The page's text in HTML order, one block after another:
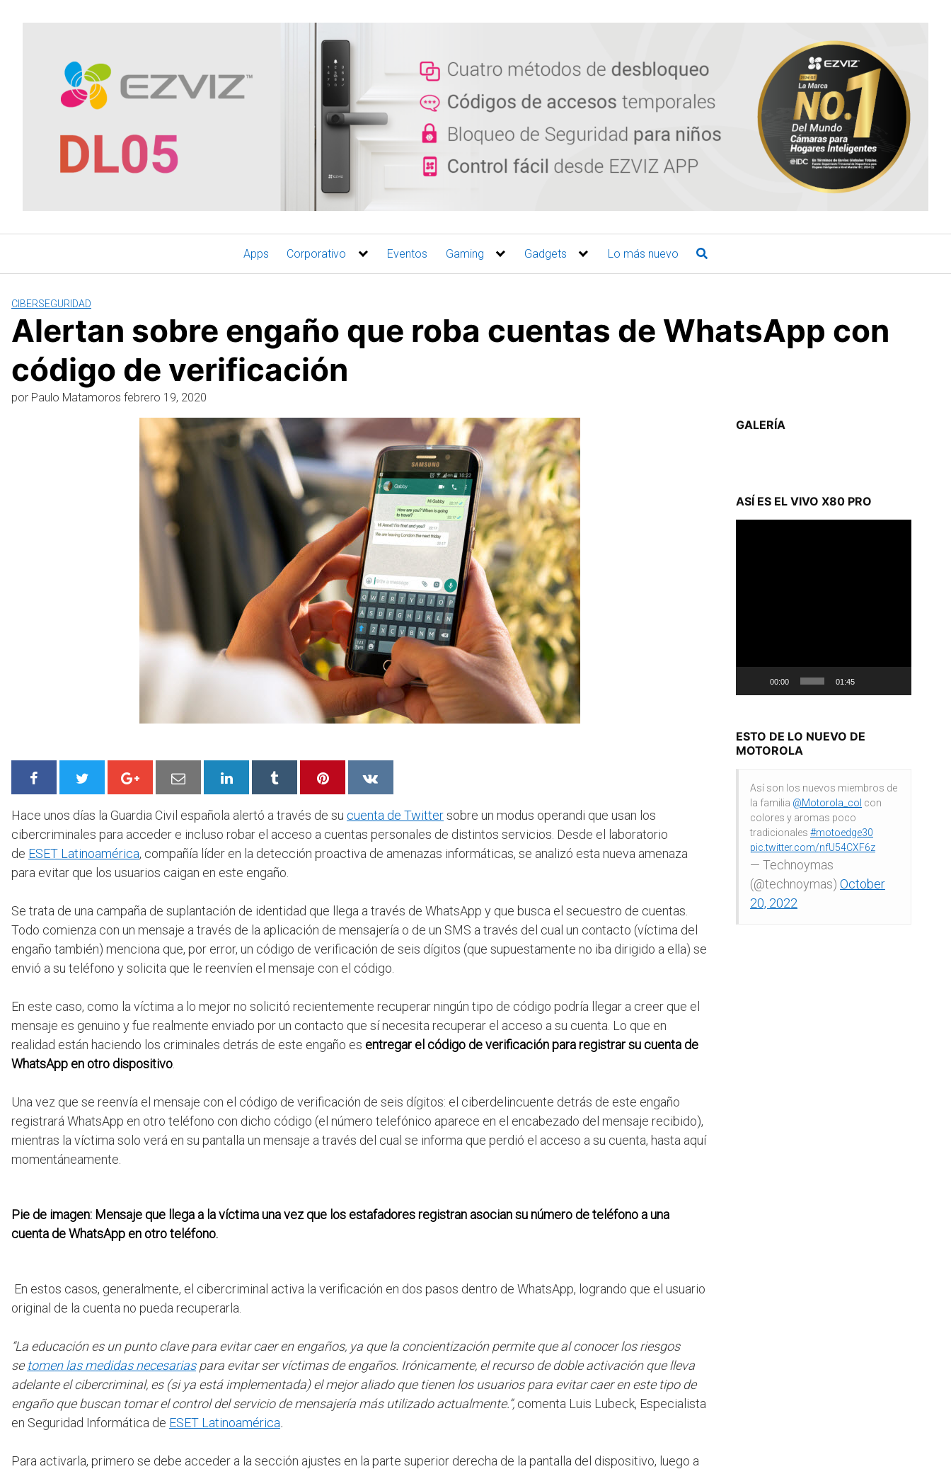
Apps Corporativo Eventos Gaming Gadgets Lo más nuevo
CIBERSEGURIDAD
Alertan sobre engaño que roba cuentas de WhatsApp con
código de verificación
por Paulo Matamoros febrero 19, 2020
Hace unos días la Guardia Civil española alertó a través de su cuenta de Twittersobre un modus operandi que usan los
cibercriminales para acceder e incluso robar el acceso a cuentas personales de distintos servicios. Desde el laboratorio
de ESET Latinoamérica, compañía líder en la detección proactiva de amenazas informáticas, se analizó esta nueva amenaza
para evitar que los usuarios caigan en este engaño.
Se trata de una campaña de suplantación de identidad que llega a través de WhatsApp y que busca el secuestro de cuentas.
Todo comienza con un mensaje a través de la aplicación de mensajería o de un SMS a través del cual un contacto (víctima del
engaño también) menciona que, por error, un código de verificación de seis dígitos (que supuestamente no iba dirigido a ella) se
envió a su teléfono y solicita que le reenvíen el mensaje con el código.
En este caso, como la víctima a lo mejor no solicitó recientemente recuperar ningún tipo de código podría llegar a creer que el
mensaje es genuino y fue realmente enviado por un contacto que sí necesita recuperar el acceso a su cuenta. Lo que en
realidad están haciendo los criminales detrás de este engaño es entregar el código de verificación para registrar su cuenta de
WhatsApp en otro dispositivo
Una vez que se reenvía el mensaje con el código de verificación de seis dígitos: el ciberdelincuente detrás de este engaño
registrará WhatsApp en otro teléfono con dicho código (el número telefónico aparece en el encabezado del mensaje recibido),
mientras la víctima solo verá en su pantalla un mensaje a través del cual se informa que perdió el acceso a su cuenta, hasta aquí
momentáneamente.
Pie de imagen: Mensaje que llega a la víctima una vez que los estafadores registran asocian su número de teléfono a una
cuenta de WhatsApp en otro teléfono.
En estos casos, generalmente, el cibercriminal activa la verificación en dos pasos dentro de WhatsApp, logrando que el usuario
original de la cuenta no pueda recuperarla.
“La educación es un punto clave para evitar caer en engaños, ya que la concientización permite que al conocer los riesgos
setomen las medidas necesariaspara evitar ser víctimas de engaños. Irónicamente, el recurso de doble activación que lleva
adelante el cibercriminal, es (si ya está implementada) el mejor aliado que tienen los usuarios para evitar caer en este tipo de
engaño que buscan tomar el control del servicio de mensajería más utilizado actualmente.”, comenta Luis Lubeck, Especialista
en Seguridad Informática de ESET Latinoamérica.
Para activarla, primero se debe acceder a la sección ajustes en la parte superior derecha de la pantalla del dispositivo, luego a
GALERÍA
ASÍ ES EL VIVO X80 PRO
00:00 01:45
ESTO DE LO NUEVO DE
MOTOROLA
Así son los nuevos miembros de
la familia @Motorola_col con
colores y aromas poco
tradicionales #motoedge30
pic.twitter.com/nfU54CXF6z
— Technoymas
(@technoymas) October
20, 2022